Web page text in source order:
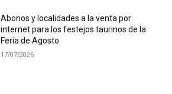
Abonos y localidades a la venta por
internet para los festejos taurinos de la
Feria de Agosto
17/07/2026